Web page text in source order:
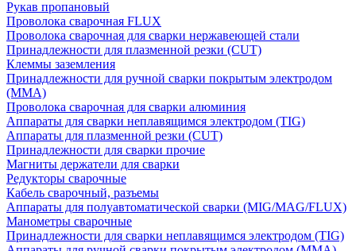
Рукав пропановый
Проволока сварочная FLUX
Проволока сварочная для сварки нержавеющей стали
Принадлежности для плазменной резки (CUT)
Клеммы заземления
Принадлежности для ручной сварки покрытым электродом
(MMA)
Проволока сварочная для сварки алюминия
Аппараты для сварки неплавящимся электродом (TIG)
Аппараты для плазменной резки (CUT)
Принадлежности для сварки прочие
Магниты держатели для сварки
Редукторы сварочные
Кабель сварочный, разъемы
Аппараты для полуавтоматической сварки (MIG/MAG/FLUX)
Манометры сварочные
Принадлежности для сварки неплавящимся электродом (TIG)